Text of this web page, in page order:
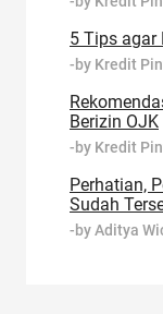
5 Tips agar
-by Kredit
Berizin OJK
-by Kredit
Perhatian,
Sudah
-byAditya